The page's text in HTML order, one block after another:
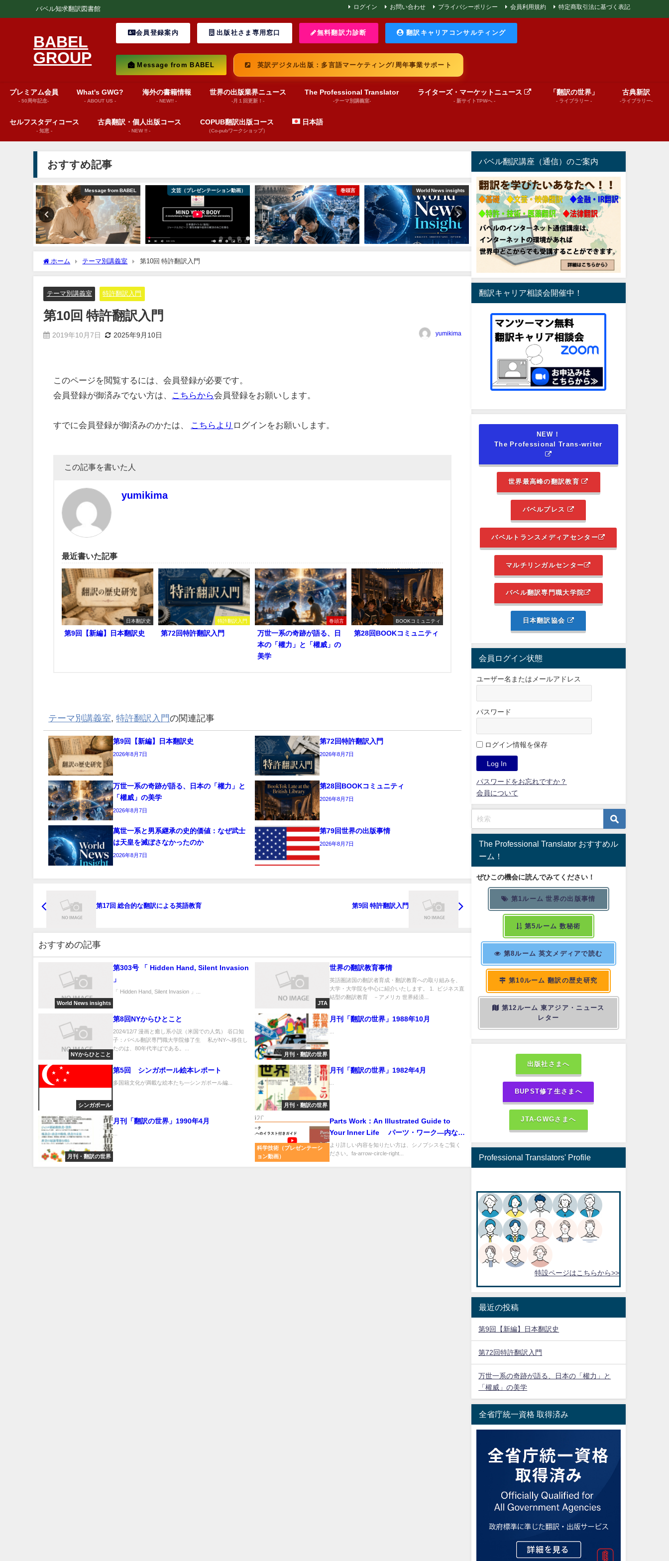
バベル知求翻訳図書館 ログイン お問い合わせ プライバシーポリシー 会員利用規約 特定商取引法に基づく表記
BABEL
GROUP
会員登録案内 出版社さま専用窓口 無料翻訳力診断 翻訳キャリアコンサルティング
Message from BABEL 英訳デジタル出版：多言語マーケティング/周年事業サポート
プレミアム会員
- 50周年記念-
What's GWG?
- ABOUT US -
海外の書籍情報
- NEW!! -
世界の出版業界ニュース
-月１回更新！-
The Professional Translator
-テーマ別講義室-
ライターズ・マーケットニュース
- 新サイトTPWへ -
「翻訳の世界」
- ライブラリー -
古典新訳
-ライブラリー-
セルフスタディコース
- 知恵 -
古典翻訳・個人出版コース
- NEW !! -
COPUB翻訳出版コース
（Co-pubワークショップ）
日本語
おすすめ記事
Message from BABEL 文芸（プレゼンテーション動画） 巻頭言 World News insights 文芸（プレゼンテーション動画）
ホーム テーマ別講義室 第10回 特許翻訳入門
テーマ別講義室 特許翻訳入門
第10回 特許翻訳入門
2019年10月7日 2025年9月10日 yumikima
このページを閲覧するには、会員登録が必要です。
会員登録が御済みでない方は、
こちらから会員登録をお願いします。
すでに会員登録が御済みのかたは、 こちらより ログインをお願いします。
この記事を書いた人
yumikima
最近書いた記事
日本翻訳史
第9回【新編】日本翻訳史
特許翻訳入門
第72回特許翻訳入門
巻頭言
万世一系の奇跡が語る、日
本の「權力」と「權威」の
美学
BOOKコミュニティ
第28回BOOKコミュニティ
テーマ別講義室,特許翻訳入門の関連記事
第9回【新編】日本翻訳史
2026年8月7日
第72回特許翻訳入門
2026年8月7日
万世一系の奇跡が語る、日本の「權力」と
「權威」の美学
2026年8月7日
第28回BOOKコミュニティ
2026年8月7日
萬世一系と男系継承の史的価値：なぜ武士
は天皇を滅ぼさなかったのか
2026年8月7日
第79回世界の出版事情
2026年8月7日
第17回 総合的な翻訳による英語教育 第9回 特許翻訳入門
おすすめの記事
World News insights
第303号 「 Hidden Hand, Silent Invasion
」
「 Hidden Hand, Silent Invasion 」...
JTA
世界の翻訳教育事情
英語圏諸国の翻訳者育成・翻訳教育への取り組みを、
大学・大学院を中心に紹介いたします。 1. ビジネス直
結型の翻訳教育 －アメリカ 世界経済...
NYからひとこと
第8回NYからひとこと
2024/12/7 漫画と癒し系小説（米国での人気） 谷口知
子：バベル翻訳専門職大学院修了生 私がNYへ移住し
たのは、80年代半ばである。...
月刊・翻訳の世界
月刊「翻訳の世界」1988年10月
シンガポール
第5回 シンガポール絵本レポート
多国籍文化が満載な絵本たち―シンガポール編...
月刊・翻訳の世界
月刊「翻訳の世界」1982年4月
月刊・翻訳の世界
月刊「翻訳の世界」1990年4月
...
科学技術（プレゼンテーシ
ョン動画）
Parts Work：An Illustrated Guide to
Your Inner Life パーツ・ワーク―内なる
自己へのイラスト付きガイド
より詳しい内容を知りたい方は、シノプシスをご覧く
ださい。fa-arrow-circle-right...
バベル翻訳講座（通信）のご案内
翻訳キャリア相談会開催中！
NEW！
The Professional Trans-writer
世界最高峰の翻訳教育
バベルプレス
バベルトランスメディアセンター
マルチリンガルセンター
バベル翻訳専門職大学院
日本翻訳協会
会員ログイン状態
ユーザー名またはメールアドレス
パスワード
ログイン情報を保存
パスワードをお忘れですか？
会員について
The Professional Translator おすすめル
ーム！
ぜひこの機会に読んでみてください！
第1ルーム 世界の出版事情
第5ルーム 数秘術
第8ルーム 英文メディアで読む
第10ルーム 翻訳の歴史研究
第12ルーム 東アジア・ニュース
レター
出版社さまへ
BUPST修了生さまへ
JTA-GWGさまへ
Professional Translators' Profile
特設ページはこちらから>>
最近の投稿
第9回【新編】日本翻訳史
第72回特許翻訳入門
万世一系の奇跡が語る、日本の「權力」と
「權威」の美学
全省庁統一資格 取得済み